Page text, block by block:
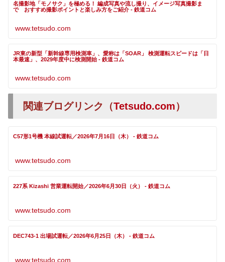
名撮影地「モノサク」を極める！ 編成写真や流し撮り、イメージ写真撮影ま
で おすすめ撮影ポイントと楽しみ方をご紹介 - 鉄道コム
www.tetsudo.com
JR東の新型「新幹線専用検測車」、愛称は「SOAR」 検測運転スピードは「日
本最速」、2029年度中に検測開始 - 鉄道コム
www.tetsudo.com
関連ブログリンク（Tetsudo.com）
C57形1号機 本線試運転／2026年7月16日（木） - 鉄道コム
www.tetsudo.com
227系 Kizashi 営業運転開始／2026年6月30日（火） - 鉄道コム
www.tetsudo.com
DEC743-1 出場試運転／2026年6月25日（木） - 鉄道コム
www.tetsudo.com